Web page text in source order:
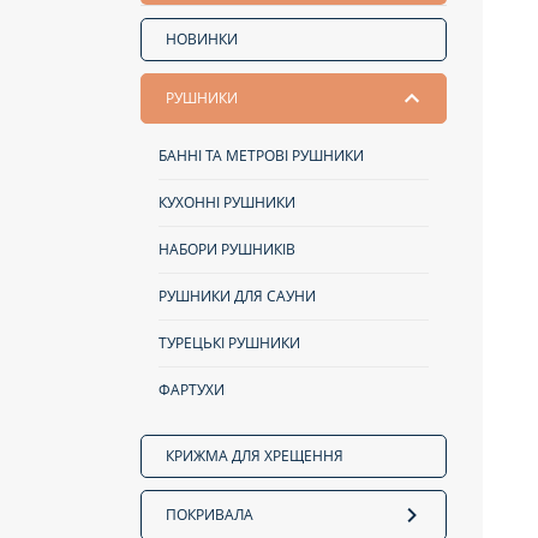
НОВИНКИ
РУШНИКИ
БАННІ ТА МЕТРОВІ РУШНИКИ
КУХОННІ РУШНИКИ
НАБОРИ РУШНИКІВ
РУШНИКИ ДЛЯ САУНИ
ТУРЕЦЬКІ РУШНИКИ
ФАРТУХИ
КРИЖМА ДЛЯ ХРЕЩЕННЯ
ПОКРИВАЛА